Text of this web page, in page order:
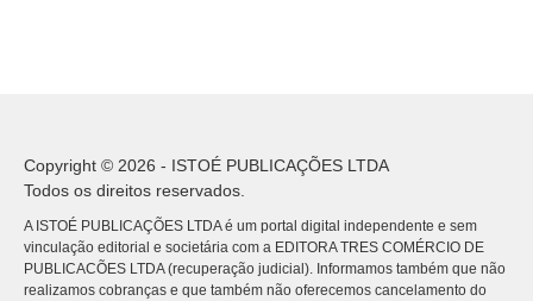
Copyright © 2026 - ISTOÉ PUBLICAÇÕES LTDA
Todos os direitos reservados.
A ISTOÉ PUBLICAÇÕES LTDA é um portal digital independente e sem
vinculação editorial e societária com a EDITORA TRES COMÉRCIO DE
PUBLICACÕES LTDA (recuperação judicial). Informamos também que não
realizamos cobranças e que também não oferecemos cancelamento do